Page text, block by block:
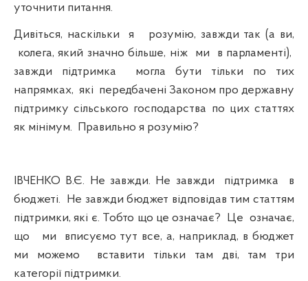
уточнити питання.
Дивіться, наскільки я
розумію, завжди так (а ви,
колега, який значно більше, ніж
ми
в парламенті),
завжди підтримка
могла бути тільки по тих
напрямках, які передбачені Законом про державну
підтримку сільського господарства по цих статтях
як мінімум.
Правильно я розумію?
ІВЧЕНКО В.Є. Не завжди. Не завжди підтримка
в
бюджеті.
Не завжди бюджет відповідав тим статтям
підтримки, які є. Тобто що це означає?
Це означає,
що
ми
вписуємо тут все, а, наприклад, в бюджет
ми можемо
вставити тільки там дві, там три
категорії підтримки.